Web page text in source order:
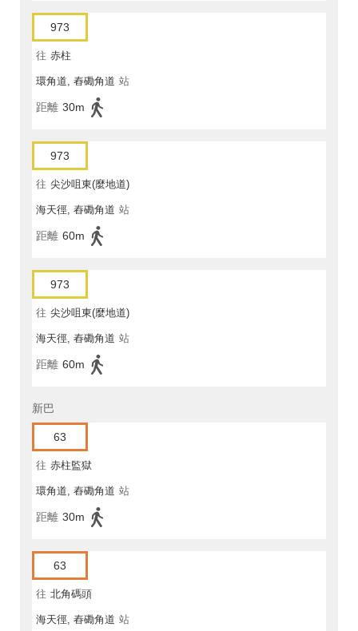
973
往 赤柱
環角道, 舂磡角道 站
距離 30m
973
往 尖沙咀東(麼地道)
海天徑, 舂磡角道 站
距離 60m
973
往 尖沙咀東(麼地道)
海天徑, 舂磡角道 站
距離 60m
新巴
63
往 赤柱監獄
環角道, 舂磡角道 站
距離 30m
63
往 北角碼頭
海天徑, 舂磡角道 站